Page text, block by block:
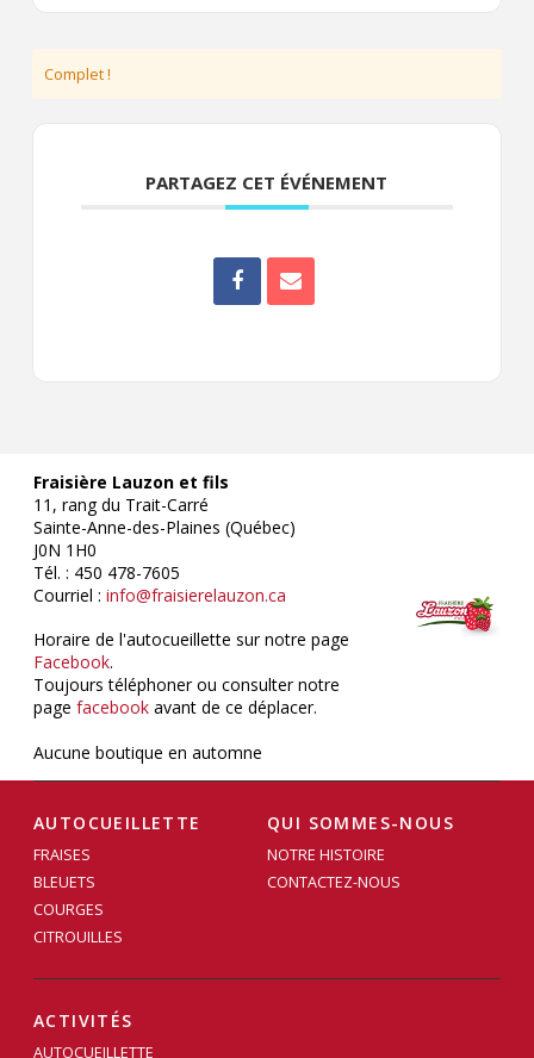
Complet !
PARTAGEZ CET ÉVÉNEMENT
Fraisière Lauzon et fils
11, rang du Trait-Carré
Sainte-Anne-des-Plaines (Québec)
J0N 1H0
Tél. : 450 478-7605
Courriel : info@fraisierelauzon.ca
Horaire de l'autocueillette sur notre page
Facebook.
Toujours téléphoner ou consulter notre
page facebook avant de ce déplacer.
Aucune boutique en automne
AUTOCUEILLETTE
FRAISES
BLEUETS
COURGES
CITROUILLES
QUI SOMMES-NOUS
NOTRE HISTOIRE
CONTACTEZ-NOUS
ACTIVITÉS
AUTOCUEILLETTE